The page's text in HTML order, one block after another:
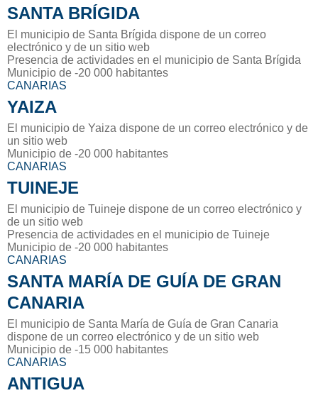
SANTA BRÍGIDA
El municipio de Santa Brígida dispone de un correo
electrónico y de un sitio web
Presencia de actividades en el municipio de Santa Brígida
Municipio de -20 000 habitantes
CANARIAS
YAIZA
El municipio de Yaiza dispone de un correo electrónico y de
un sitio web
Municipio de -20 000 habitantes
CANARIAS
TUINEJE
El municipio de Tuineje dispone de un correo electrónico y
de un sitio web
Presencia de actividades en el municipio de Tuineje
Municipio de -20 000 habitantes
CANARIAS
SANTA MARÍA DE GUÍA DE GRAN
CANARIA
El municipio de Santa María de Guía de Gran Canaria
dispone de un correo electrónico y de un sitio web
Municipio de -15 000 habitantes
CANARIAS
ANTIGUA